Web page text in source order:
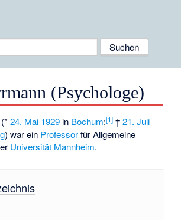
(Psychologe)
(*24. Mai 1929 in Bochum;[1] †21. Juli
) war ein Professorfür Allgemeine
Universität Mannheim.